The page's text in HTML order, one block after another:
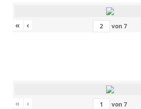
« ‹ von 7
« ‹ von 7